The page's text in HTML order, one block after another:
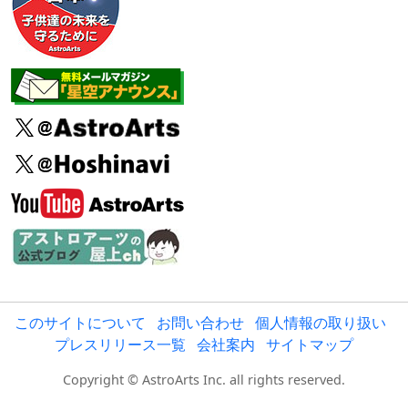
このサイトについて お問い合わせ 個人情報の取り扱い
プレスリリース一覧 会社案内 サイトマップ
Copyright © AstroArts Inc. all rights reserved.